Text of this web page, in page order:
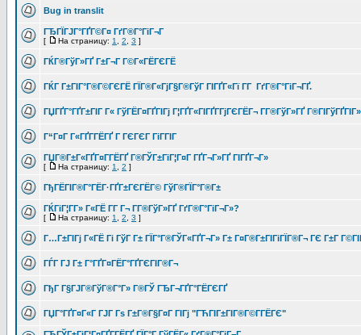
Bug in translit
ГЂГЇГЈГ°ГҐГ©Г¤ ГґГ®Г°ГіГ¬Г
[ На страницу: 1 2 3 ]
ГЌГ®ГўГ»ГҐ Г±Г¬Г Г©Г«ГЁГЄГЁ
ГЌГ Г±ГІГ°Г®Г©ГЄГЁ ГЇГ®Г«ГјГ§Г®ГўГ ГІГҐГ«Гї Г­Г ГґГ®Г°ГіГ¬ГҐ.
ГЏГҐГ°ГҐГ±ГІГ Г« ГўГЁГ¤ГҐГІГј Г¦ГҐГ«ГІГҐГ­ГјГЄГЁГ¬ Г­Г®ГўГ»ГҐ
Г“Г¤Г Г«ГҐГ­ГЁГҐ Г ГЄГЄГ ГіГ­ГІГ
ГЏГ®Г±Г«ГҐГ¤Г­ГЁГҐ Г®ГЎГ±ГіГ¦Г¤Г ГҐГ¬Г»ГҐ ГІГҐГ¬Г»
[ На страницу: 1 2 ]
ГђГЁГІГ®Г°ГЁГ·ГҐГ±ГЄГЁГ© ГўГ®ГЇГ°Г®Г±
ГЌГіГ¦Г­Г» Г«ГЁ Г­Г Г¬ Г­Г®ГўГ»ГҐ ГґГ®Г°ГіГ¬Г»?
[ На страницу: 1 2 3 ]
Г…Г±ГІГј Г«ГЁ Гі ГўГ Г± ГЇГ°Г®ГЎГ«ГҐГ¬Г» Г± Г¤Г®Г±ГІГіГЇГ®Г¬ ГЄ Г±Г
ГЃГ ГЈ Г± Г°ГҐГ¤ГЁГ°ГҐГЄГІГ®Г¬
ГђГ Г§ГЈГ®ГўГ®Г°Г» Г®ГЎ ГЂГ¬ГҐГ°ГЁГЄГҐ
ГЏГ°ГҐГ¤Г«Г ГЈГ Гѕ Г±Г®Г§Г¤Г ГІГј "ГЋГІГ±ГІГ®Г©Г­ГЁГЄ"